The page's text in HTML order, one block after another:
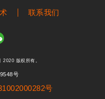
联系我们
2020 版权所有。
号
号